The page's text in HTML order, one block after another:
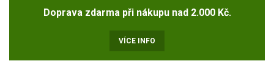
Doprava zdarma při nákupu nad 2.000 Kč.
VÍCE INFO